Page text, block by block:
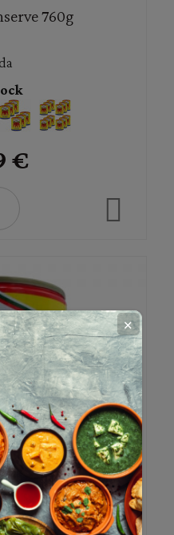
760g
€
✕